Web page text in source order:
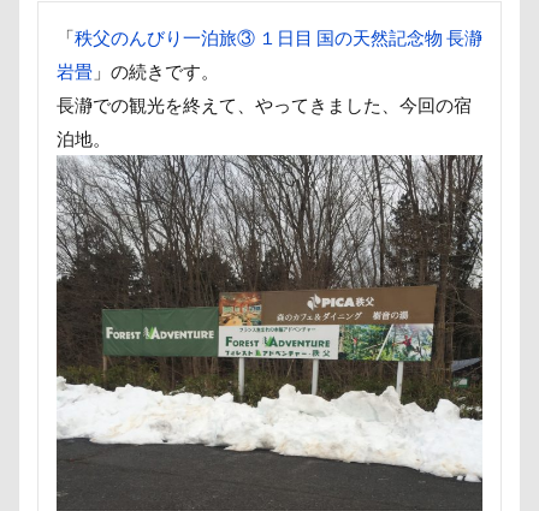
「秩父のんびり一泊旅③ １日目 国の天然記念物 長瀞
岩畳 」の続きです。
長瀞での観光を終えて、やってきました、今回の宿
泊地。
南相馬鹿島SA
千里浜なぎさドライブウェイ
千葉県
千本松牧場
倶利伽羅峠
保水効果
名刺
三王山ふれあい公園
丘を越えて
世界平和
世界の名犬牧場
不貞寝 下野市
上越市
上尾市
三陸復興国立公園
三瓶くん
三峯神社
中年サラリーマン
三井アウトレットパーク
万座毛
万が一の備え
七夕
一発芸
ヴィーナスフォート
ヴィンテージ
ワークショップ
ワンピース
中島フィールズ